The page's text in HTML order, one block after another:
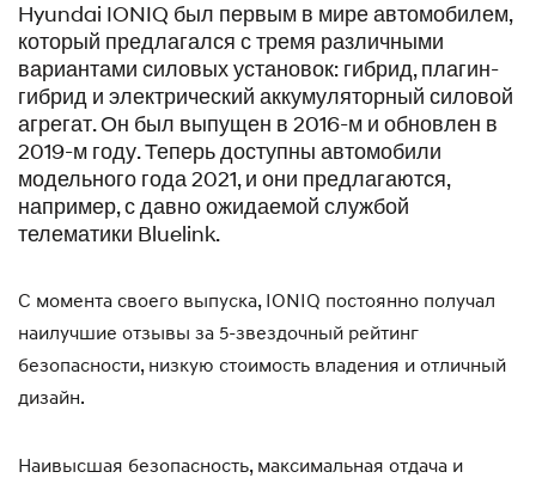
Hyundai IONIQ был первым в мире автомобилем,
который предлагался с тремя различными
вариантами силовых установок: гибрид, плагин-
гибрид и электрический аккумуляторный силовой
агрегат. Он был выпущен в 2016-м и обновлен в
2019-м году. Теперь доступны автомобили
модельного года 2021, и они предлагаются,
например, с давно ожидаемой службой
телематики Bluelink.
С момента своего выпуска, IONIQ постоянно получал
наилучшие отзывы за 5-звездочный рейтинг
безопасности, низкую стоимость владения и отличный
дизайн.
Наивысшая безопасность, максимальная отдача и